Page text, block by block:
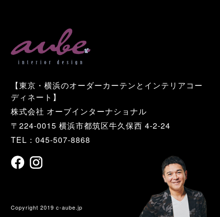
【東京・横浜のオーダーカーテンとインテリアコー
ディネート】
株式会社 オーブインターナショナル
〒224-0015 横浜市都筑区牛久保西 4-2-24
TEL：045-507-8868
Copyright 2019 c-aube.jp